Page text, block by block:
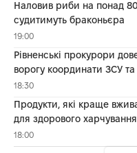
Наловив риби на понад
судитимуть браконьєра
19:00
Рівненські прокурори
ворогу координати ЗСУ
18:30
Продукти, які краще
для здорового харчування
18:00